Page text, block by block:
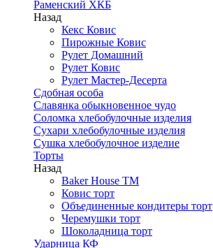
Раменский ХКБ
Назад
Кекс Ковис
Пирожные Ковис
Рулет Домашний
Рулет Ковис
Рулет Мастер-Десерта
Сдобная особа
Славянка обыкновенное чудо
Соломка хлебобулочные изделия
Сухари хлебобулочные изделия
Сушка хлебобулочное изделие
Торты
Назад
Baker House ТМ
Ковис торт
Объединенные кондитеры торт
Черемушки торт
Шоколадница торт
Ударница КФ